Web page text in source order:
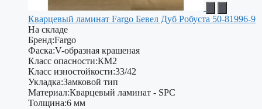
Кварцевый ламинат Fargo Бевел Дуб Робуста 50-81996-9
На складе
Бренд:Fargo
Фаска:V-образная крашеная
Класс опасности:КМ2
Класс изностойкости:33/42
Укладка:Замковой тип
Материал:Кварцевый ламинат - SPC
Толщина:6 мм